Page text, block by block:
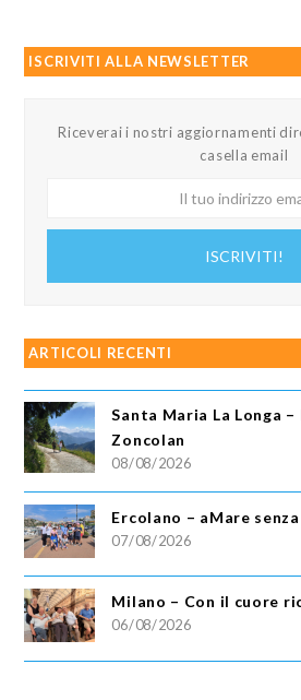
ISCRIVITI ALLA NEWSLETTER
Riceverai i nostri aggiornamenti
casella email
ISCRIVITI!
ARTICOLI RECENTI
Santa Maria La Longa –
Zoncolan
08/08/2026
Ercolano – aMare
07/08/2026
Milano – Con il cuore
06/08/2026